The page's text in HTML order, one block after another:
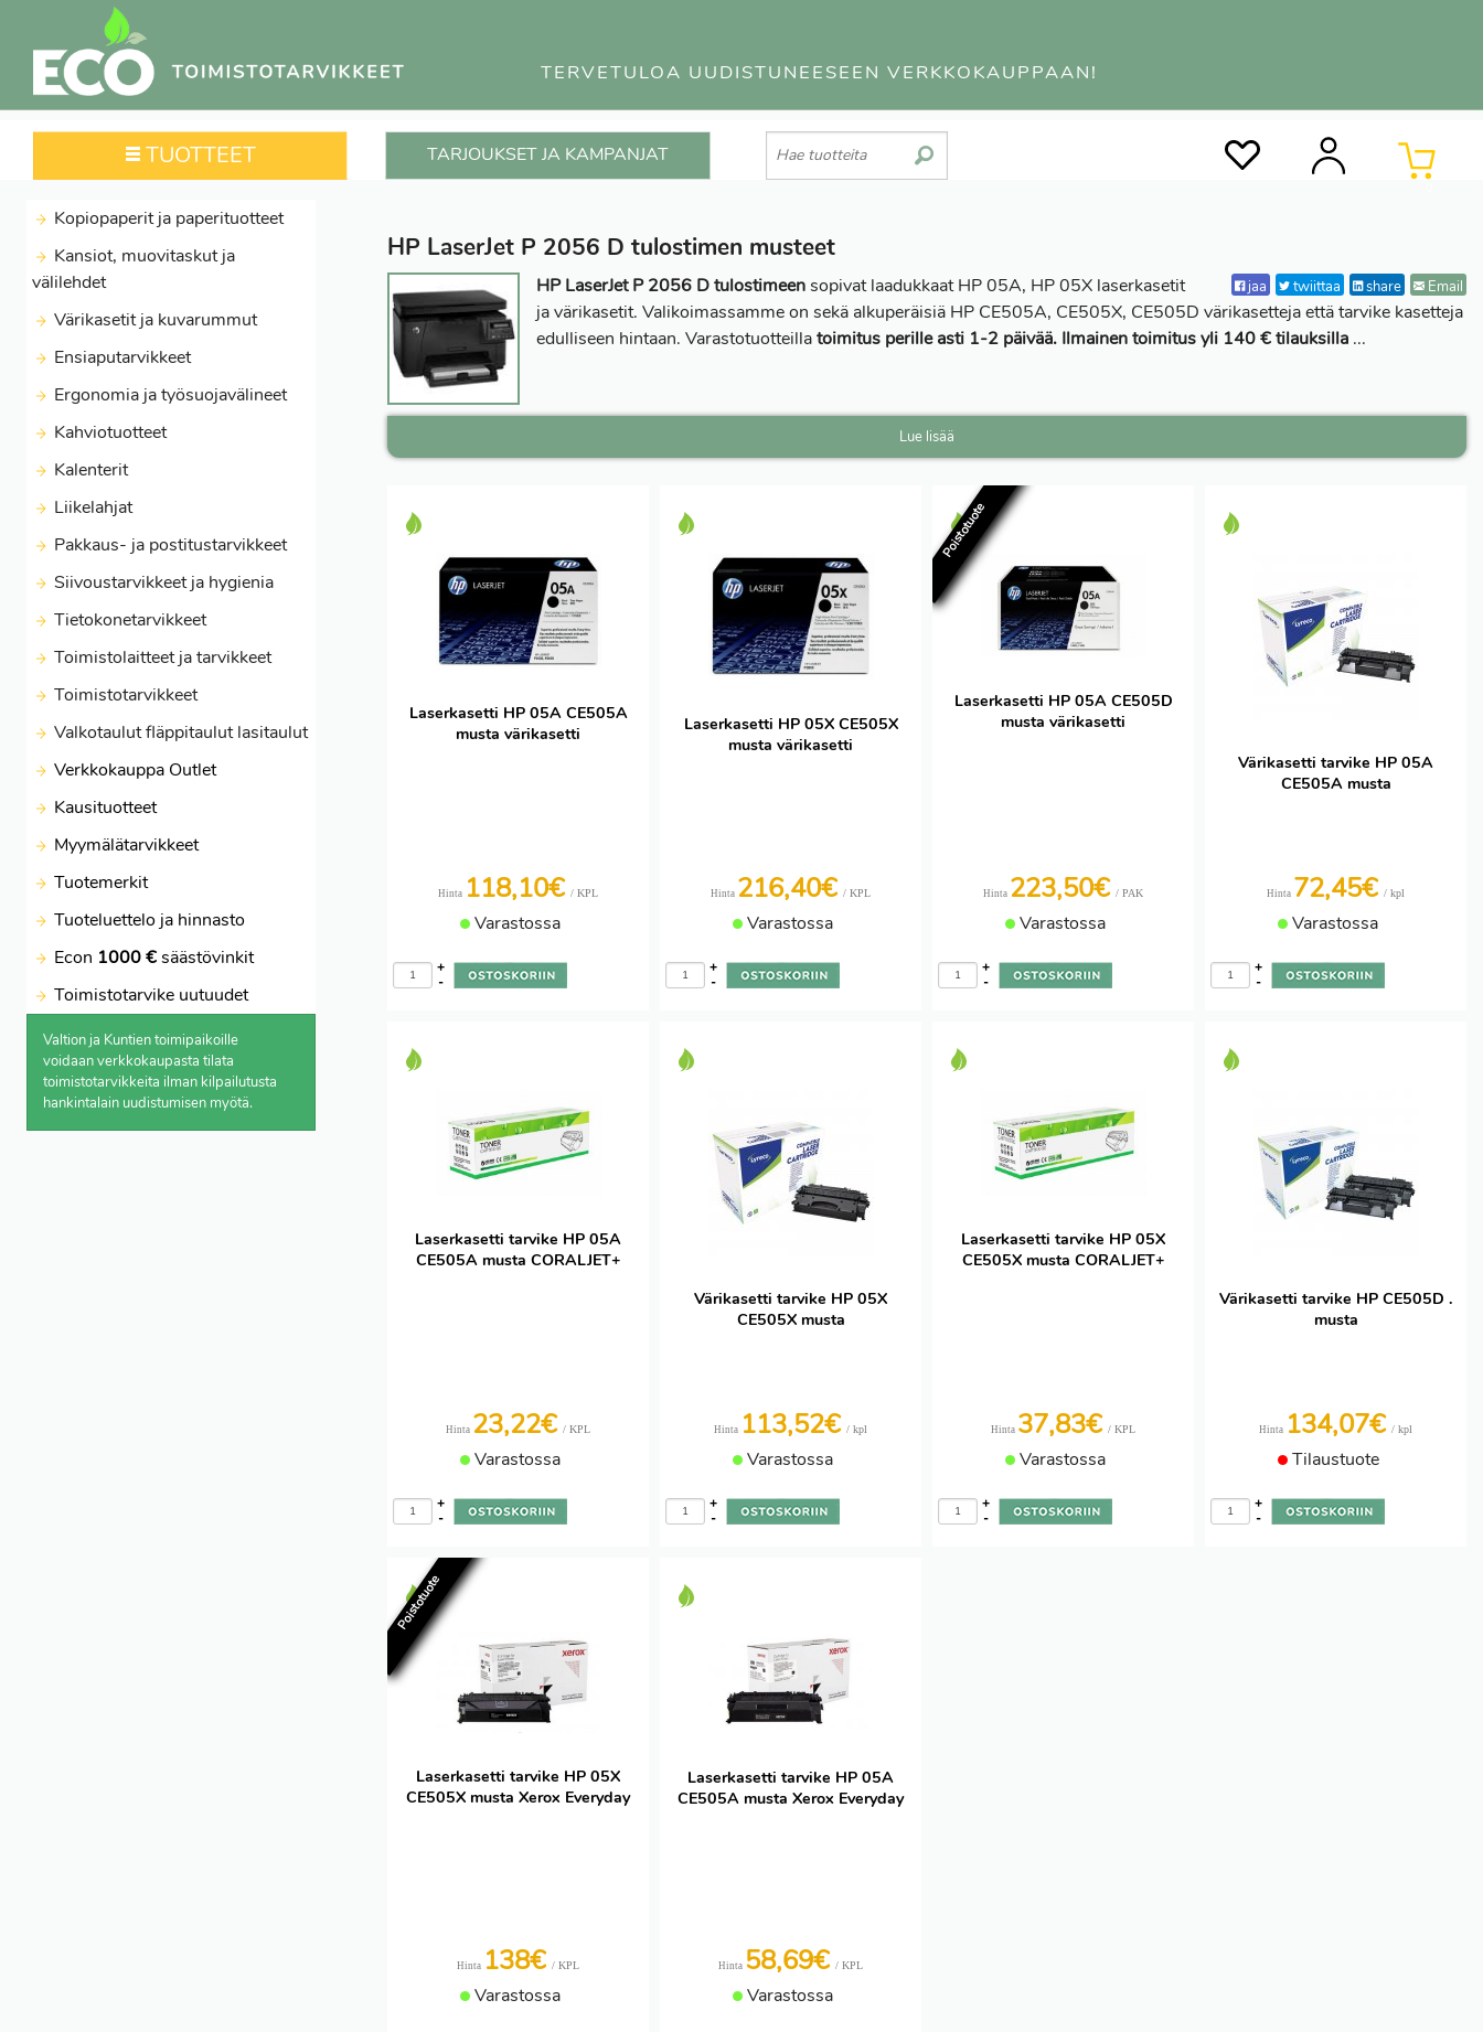
TERVETULOA UUDISTUNEESEEN VERKKOKAUPPAAN!
TUOTTEET TARJOUKSET JA KAMPANJAT
Kopiopaperit ja paperituotteet
Kansiot, muovitaskut ja
välilehdet
Värikasetit ja kuvarummut
Ensiaputarvikkeet
Ergonomia ja työsuojavälineet
Kahviotuotteet
Kalenterit
Liikelahjat
Pakkaus- ja postitustarvikkeet
Siivoustarvikkeet ja hygienia
Tietokonetarvikkeet
Toimistolaitteet ja tarvikkeet
Toimistotarvikkeet
Valkotaulut fläppitaulut lasitaulut
Verkkokauppa Outlet
Kausituotteet
Myymälätarvikkeet
Tuotemerkit
Tuoteluettelo ja hinnasto
Econ 1000 €säästövinkit
Toimistotarvike uutuudet
Valtion ja Kuntien toimipaikoille
voidaan verkkokaupasta tilata
toimistotarvikkeita ilman kilpailutusta
hankintalain uudistumisen myötä.
HP LaserJet P 2056 D tulostimen musteet
Email
share
twiittaa
jaa
HP LaserJet P 2056 D tulostimeensopivat laadukkaat HP 05A, HP 05X laserkasetit
ja värikasetit. Valikoimassamme on sekä alkuperäisiä HP CE505A, CE505X, CE505D värikasetteja että tarvike kasetteja
edulliseen hintaan. Varastotuotteillatoimitus perille asti 1-2 päivää. Ilmainen toimitus yli 140 € tilauksilla ...
Lue lisää
Laserkasetti HP 05A CE505A
musta värikasetti
Hinta 118,10€ / KPL
Varastossa
-
+
Laserkasetti HP 05X CE505X
musta värikasetti
Hinta 216,40€ / KPL
Varastossa
-
+
Poistotuote
Laserkasetti HP 05A CE505D
musta värikasetti
Hinta 223,50€ / PAK
Varastossa
-
+
Värikasetti tarvike HP 05A
CE505A musta
Hinta 72,45€ / kpl
Varastossa
-
+
Laserkasetti tarvike HP 05A
CE505A musta CORALJET+
Hinta 23,22€ / KPL
Varastossa
-
+
Värikasetti tarvike HP 05X
CE505X musta
Hinta 113,52€ / kpl
Varastossa
-
+
Laserkasetti tarvike HP 05X
CE505X musta CORALJET+
Hinta 37,83€ / KPL
Varastossa
-
+
Värikasetti tarvike HP CE505D .
musta
Hinta 134,07€ / kpl
Tilaustuote
-
+
Poistotuote
Laserkasetti tarvike HP 05X
CE505X musta Xerox Everyday
Hinta 138€ / KPL
Varastossa
Laserkasetti tarvike HP 05A
CE505A musta Xerox Everyday
Hinta 58,69€ / KPL
Varastossa